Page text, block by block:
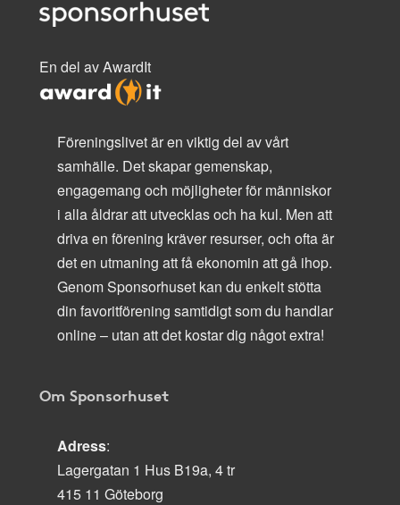
En del av AwardIt
Föreningslivet är en viktig del av vårt
samhälle. Det skapar gemenskap,
engagemang och möjligheter för människor
i alla åldrar att utvecklas och ha kul. Men att
driva en förening kräver resurser, och ofta är
det en utmaning att få ekonomin att gå ihop.
Genom Sponsorhuset kan du enkelt stötta
din favoritförening samtidigt som du handlar
online – utan att det kostar dig något extra!
Om Sponsorhuset
Adress:
Lagergatan 1 Hus B19a, 4 tr
415 11 Göteborg